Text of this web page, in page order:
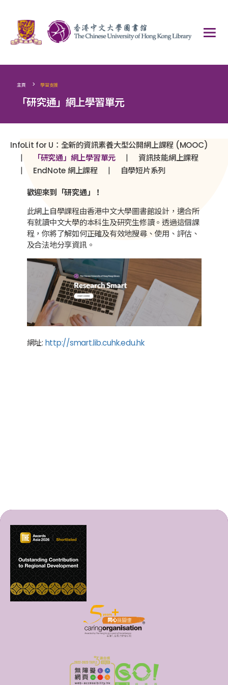
主頁 > 學習支援
「研究通」網上學習單元
InfoLit for U：全新的資訊素養大型公開網上課程 (MOOC)
| 「研究通」網上學習單元 | 資訊技能網上課程
| EndNote 網上課程 | 自學短片系列
歡迎來到「研究通」！
此網上自學課程由香港中文大學圖書館設計，適合所
有就讀中文大學的本科生及研究生修讀。透過這個課
程，你將了解如何正確及有效地搜尋、使用、評估、
及合法地分享資訊。
網址: http://smart.lib.cuhk.edu.hk